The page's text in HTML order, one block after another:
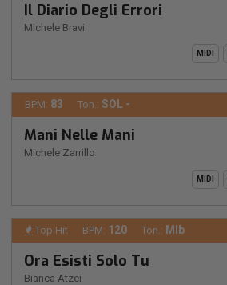
Il Diario Degli Errori
Michele Bravi
MIDI
BPM: 83 Ton.: SOL -
Mani Nelle Mani
Michele Zarrillo
MIDI
Top Hit BPM: 120 Ton.: MIb
Ora Esisti Solo Tu
Bianca Atzei